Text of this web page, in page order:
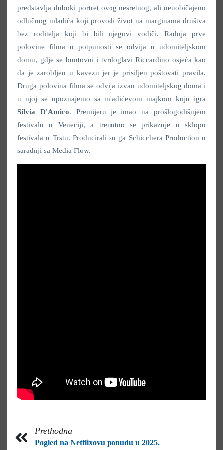
predstavlja duboki portret ovog nesretnog, ali neuobičajeno
odlučnog mladića koji provodi život na marginama društva
bez roditelja koji bi bili njegovi vodiči. Radnja prve
polovine filma u potpunosti se odvija u udomiteljskom
domu, gdje se buntovni i tvrdoglavi Riccardino osjeća kao
da je zarobljen u kavezu jer je prisiljen poštovati pravila.
Druga polovina filma se odvija izvan udomiteljskog doma i
u njoj se upoznajemo sa mladićevom majkom koju igra
Silvia D'Amico. Premijeru je imao na prošlogodišnjem
festivalu u Veneciji, a trenutno se prikazuje u sklopu
festivala u Trstu. Producirali su ga Schicchera Production u
saradnji sa Media Flow.
Prethodna
Pogled na Netflixovu ponudu u 2025.